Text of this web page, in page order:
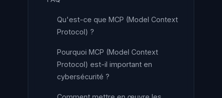
Qu'est-ce que MCP (Model Context
Protocol) ?
Pourquoi MCP (Model Context
Protocol) est-il important en
cybersécurité ?